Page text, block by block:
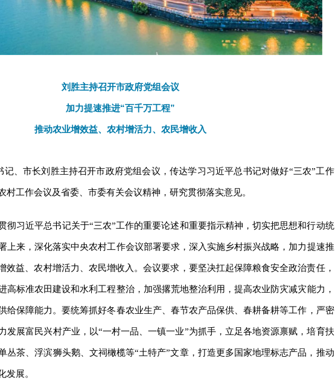
刘胜主持召开市政府党组会议
加力提速推进“百千万工程”
推动农业增效益、农村增活力、农民增收入
记、市长刘胜主持召开市政府党组会议，传达学习习近平总书记对做好“三农”工作
村工作会议及省委、市委有关会议精神，研究贯彻落实意见。
彻习近平总书记关于“三农”工作的重要论述和重要指示精神，切实把思想和行动统
上来，深化落实中央农村工作会议部署要求，深入实施乡村振兴战略，加力提速推
效益、农村增活力、农民增收入。会议要求，要坚决扛起保障粮食安全政治责任，
高标准农田建设和水利工程整治，加强撂荒地整治利用，提高农业防灾减灾能力，
给保障能力。要统筹抓好冬春农业生产、春节农产品保供、春耕备耕等工作，严密
发展富民兴村产业，以“一村一品、一镇一业”为抓手，立足各地资源禀赋，培育扶
丛茶、浮滨狮头鹅、文祠橄榄等“土特产”文章，打造更多国家地理标志产品，推动
发展。